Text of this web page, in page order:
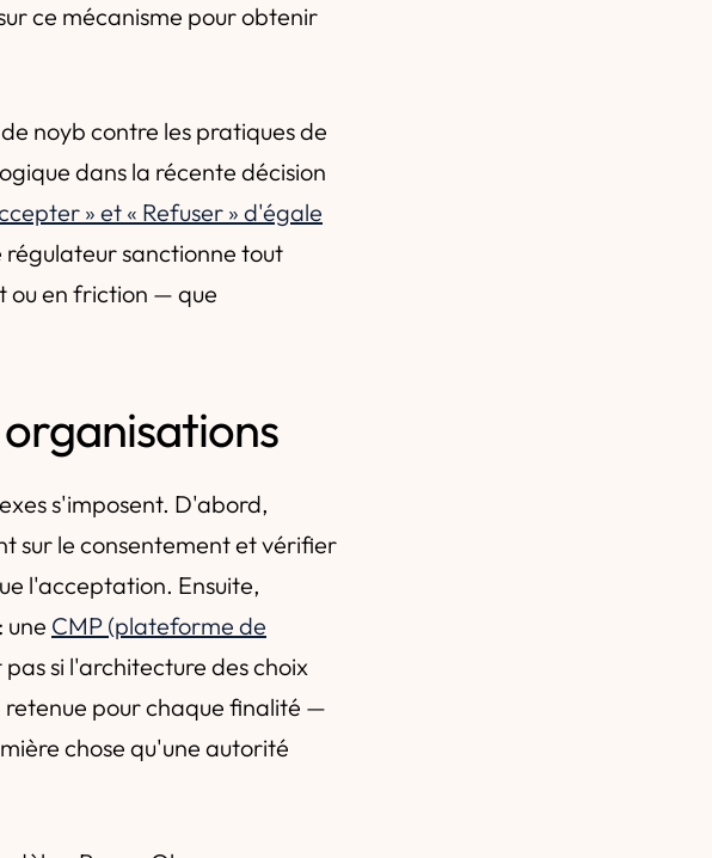
ce mécanisme pour obtenir
noyb contre les pratiques de
dans la récente décision
» et « Refuser » d'égale
régulateur sanctionne tout
ou en friction — que
s'imposent. D'abord,
sur le consentement et vérifier
l'acceptation. Ensuite,
une CMP (plateforme de
pas si l'architecture des choix
retenue pour chaque finalité —
chose qu'une autorité